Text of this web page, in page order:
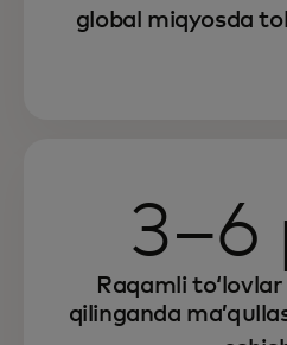
global miqyosda
3–6
Raqamli
qilinganda